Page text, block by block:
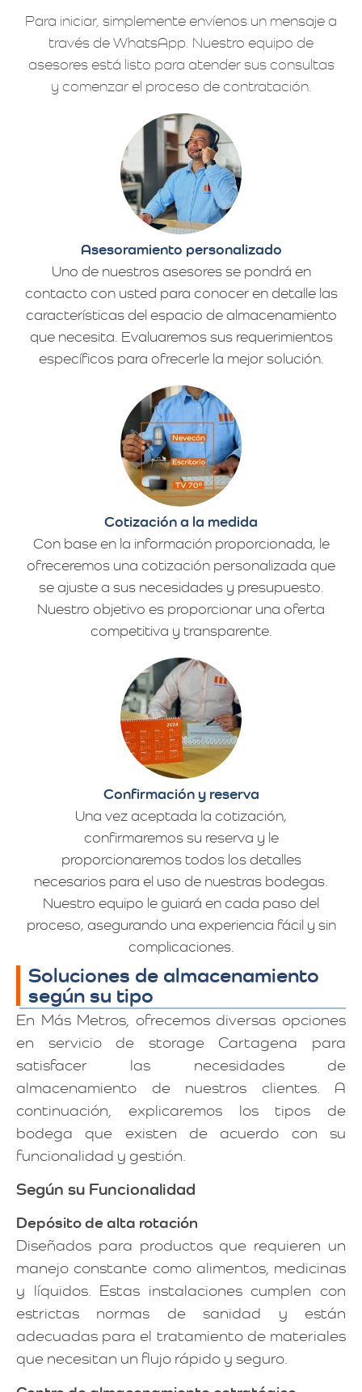
Para iniciar, simplemente envíenos un mensaje a
través de WhatsApp. Nuestro equipo de
asesores está listo para atender sus consultas
y comenzar el proceso de contratación.
Asesoramiento personalizado
Uno de nuestros asesores se pondrá en
contacto con usted para conocer en detalle las
características del espacio de almacenamiento
que necesita. Evaluaremos sus requerimientos
específicos para ofrecerle la mejor solución.
Cotización a la medida
Con base en la información proporcionada, le
ofreceremos una cotización personalizada que
se ajuste a sus necesidades y presupuesto.
Nuestro objetivo es proporcionar una oferta
competitiva y transparente.
Confirmación y reserva
Una vez aceptada la cotización,
confirmaremos su reserva y le
proporcionaremos todos los detalles
necesarios para el uso de nuestras bodegas.
Nuestro equipo le guiará en cada paso del
proceso, asegurando una experiencia fácil y sin
complicaciones.
Soluciones de almacenamiento
según su tipo
En Más Metros, ofrecemos diversas opciones
en servicio de storage Cartagena para
satisfacer las necesidades de
almacenamiento de nuestros clientes. A
continuación, explicaremos los tipos de
bodega que existen de acuerdo con su
funcionalidad y gestión.
Según su Funcionalidad
Depósito de alta rotación
Diseñados para productos que requieren un
manejo constante como alimentos, medicinas
y líquidos. Estas instalaciones cumplen con
estrictas normas de sanidad y están
adecuadas para el tratamiento de materiales
que necesitan un flujo rápido y seguro.